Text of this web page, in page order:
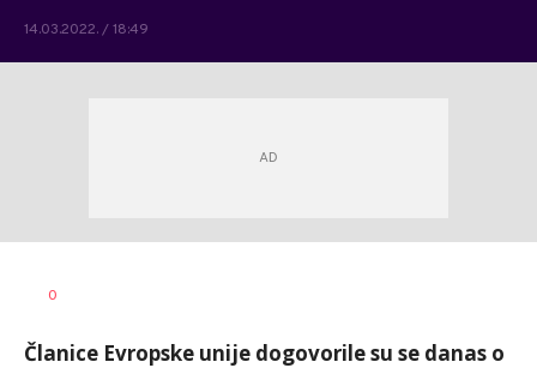
14.03.2022. / 18:49
AUTOR
0
Članice Evropske unije dogovorile su se danas o